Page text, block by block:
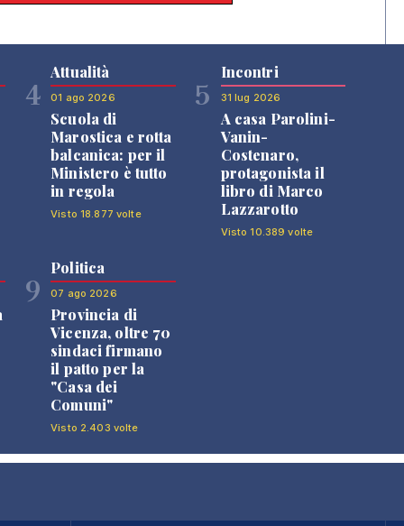
4
Attualità
01 ago 2026
Scuola di
Marostica e rotta
balcanica: per il
Ministero è tutto
in regola
Visto 18.877 volte
5
Incontri
31 lug 2026
A casa Parolini-
Vanin-
Costenaro,
protagonista il
libro di Marco
Lazzarotto
Visto 10.389 volte
9
Politica
07 ago 2026
Provincia di
Vicenza, oltre 70
sindaci firmano
il patto per la
"Casa dei
Comuni"
Visto 2.403 volte